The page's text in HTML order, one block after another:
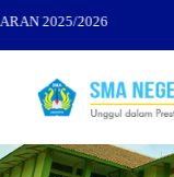
2025/2026